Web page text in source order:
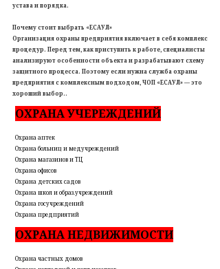
ОХРАНА УЧЕРЕЖДЕНИЙ
Охрана аптек
Охрана больниц и медучреждений
Охрана магазинов и ТЦ
Охрана офисов
Охрана детских садов
Охрана школ и образ.учреждений
Охрана госучреждений
Охрана предприятий
ОХРАНА НЕДВИЖИМОСТИ
Охрана частных домов
устава и порядка.
Почему стоит выбрать «ЕСАУЛ»
Организация охраны предприятия включает в себя комплекс
процедур. Перед тем, как приступить к работе, специалисты
анализируют особенности объекта и разрабатывают схему
защитного процесса. Поэтому если нужна служба охраны
предприятия с комплексным подходом, ЧОП «ЕСАУЛ» — это
хороший выбор..